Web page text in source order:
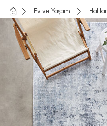
Ev ve Yaşam Halılar